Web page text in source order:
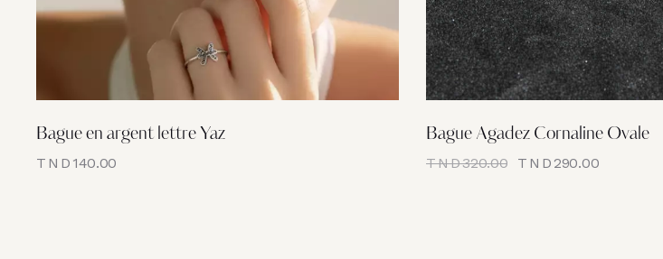
Bague en argent lettre Yaz
TND 140.00
Bague Agadez Cornaline Ovale
TND320.00 TND290.00